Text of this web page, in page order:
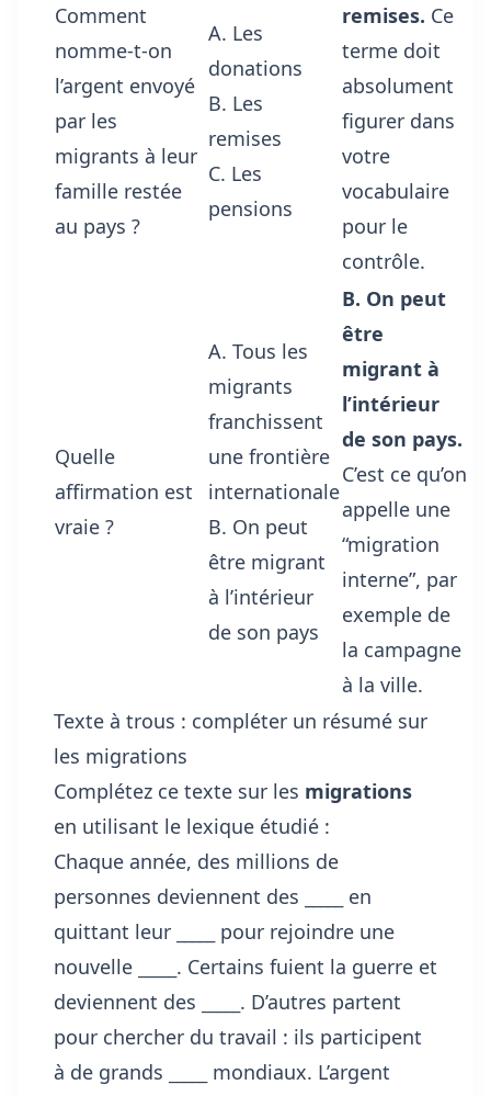
Comment
nomme-t-on
l’argent envoyé
par les
migrants à leur
famille restée
au pays ?
A. Les
donations
B. Les
remises
C. Les
pensions
remises. Ce
terme doit
absolument
figurer dans
votre
vocabulaire
pour le
contrôle.
Quelle
affirmation est
vraie ?
A. Tous les
migrants
franchissent
une frontière
internationale
B. On peut
être migrant
à l’intérieur
de son pays
B. On peut
être
migrant à
l’intérieur
de son pays.
C’est ce qu’on
appelle une
“migration
interne”, par
exemple de
la campagne
à la ville.
Texte à trous : compléter un résumé sur
les migrations
Complétez ce texte sur les migrations
en utilisant le lexique étudié :
Chaque année, des millions de
personnes deviennent des
en
quittant leur
pour rejoindre une
nouvelle
. Certains fuient la guerre et
deviennent des
. D’autres partent
pour chercher du travail : ils participent
à de grands
mondiaux. L’argent